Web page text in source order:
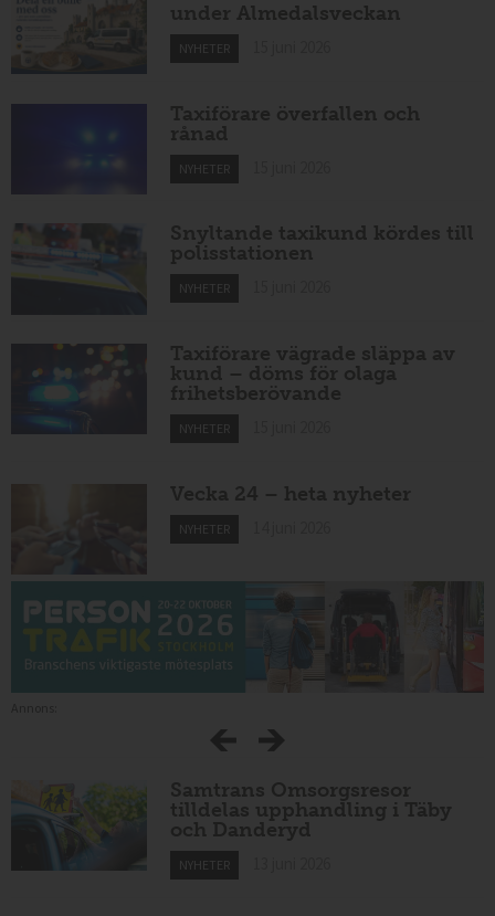
under Almedalsveckan
NYHETER
Taxiförare överfallen och
rånad
NYHETER
Snyltande taxikund kördes till
polisstationen
NYHETER
Taxiförare vägrade släppa av
kund – döms för olaga
frihetsberövande
NYHETER
Vecka 24 – heta nyheter
NYHETER
Samtrans Omsorgsresor
tilldelas upphandling i Täby
och Danderyd
NYHETER